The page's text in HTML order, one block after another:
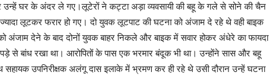
उन्हें घर के अंदर ले गए।लूटेरों ने कट्टा अड़ा व्यवसायी की बहू के गले से सोने की चैन
लूटकर फरार हो गए। दो युवक लूटपाट की घटना को अंजाम दे रहे थे वही बाइक
को अंजाम देने के बाद दोनों युवक बाहर निकले और बाइक में सवार होकर अंधेरे का फायदा
से बांध रखा था। आरोपितों के पास एक भरमार बंदूक भी था। उन्होंने सास और बहू
सहायक उपनिरीक्षक अलंगू दास इलाके में भ्रमण कर ही रहे थे उसी दौरान उन्हें घटना